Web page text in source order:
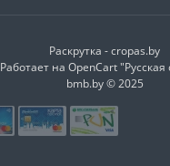
Раскрутка -cropas.by
Работает на OpenCart "Русская
bmb.by © 2025